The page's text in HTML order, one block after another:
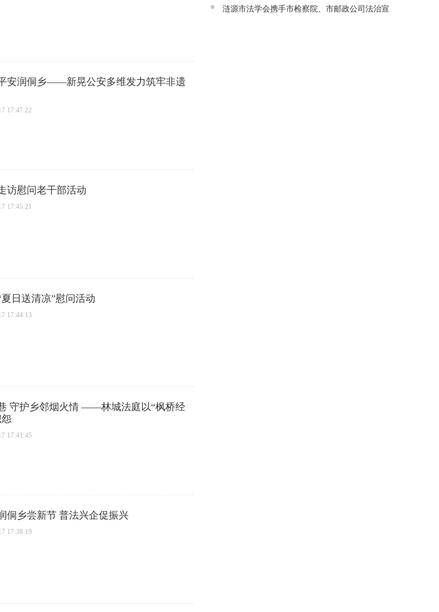
安润侗乡——新晃公安多维发力筑牢非遗
17:47:22
访慰问老干部活动
17:45:21
日送清凉”慰问活动
17:44:13
守护乡邻烟火情 ——林城法庭以“枫桥经
17:41:45
侗乡尝新节 普法兴企促振兴
17:38:19
慧镇举行
涟源市法学会携手市检察院、市邮政公司法治宣